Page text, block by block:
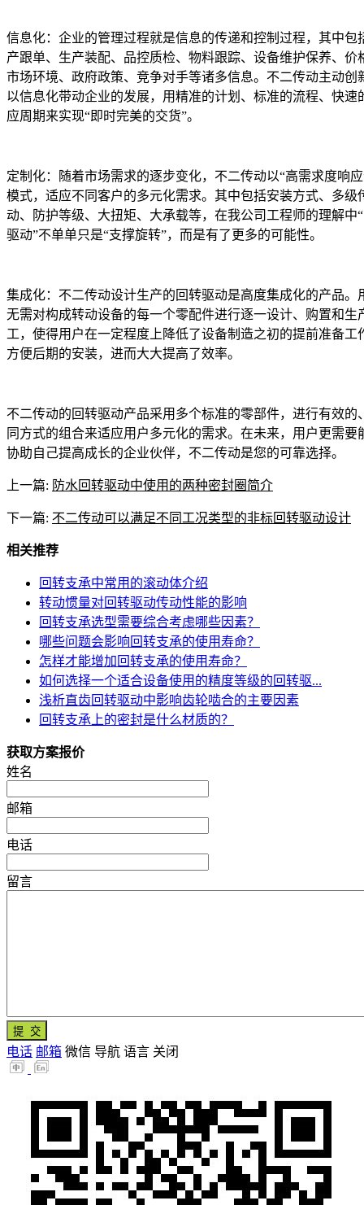
信息化：企业的管理过程就是信息的传递和控制过程，其中包
产跟单、生产装配、品控质检、物料跟踪、设备维护保养、价
市场环境、政府政策、竞争对手等诸多信息。不二传动主动创
以信息化带动企业的发展，用精准的计划、标准的流程、快速
应周期来实现“即时完美的交货”。
定制化：随着市场需求的逐步变化，不二传动以“高需求度响
模式，适应不同客户的多元化需求。其中包括安装方式、多级
动、防护等级、大扭矩、大承载等，在我公司工程师的理解中
驱动”不单单只是“支撑旋转”，而是有了更多的可能性。
集成化：不二传动设计生产的回转驱动是高度集成化的产品。
无需对构成转动设备的每一个零配件进行逐一设计、购置和生
工，使得用户在一定程度上降低了设备制造之初的提前准备工
方便后期的安装，进而大大提高了效率。
不二传动的回转驱动产品采用多个标准的零部件，进行有效的
同方式的组合来适应用户多元化的需求。在未来，用户更需要
协助自己提高成长的企业伙伴，不二传动是您的可靠选择。
上一篇: 防水回转驱动中使用的两种密封圈简介
下一篇: 不二传动可以满足不同工况类型的非标回转驱动设计
相关推荐
回转支承中常用的滚动体介绍
转动惯量对回转驱动传动性能的影响
回转支承选型需要综合考虑哪些因素？
哪些问题会影响回转支承的使用寿命？
怎样才能增加回转支承的使用寿命？
如何选择一个适合设备使用的精度等级的回转驱...
浅析直齿回转驱动中影响齿轮啮合的主要因素
回转支承上的密封是什么材质的？
获取方案报价
姓名
邮箱
电话
留言
电话 邮箱 微信 导航 语言 关闭